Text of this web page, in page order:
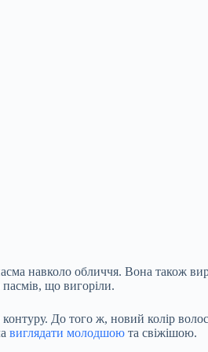
навколо обличчя. Вона також
що вигоріли.
До того ж, новий колір
виглядати молодшою та свіжішою.